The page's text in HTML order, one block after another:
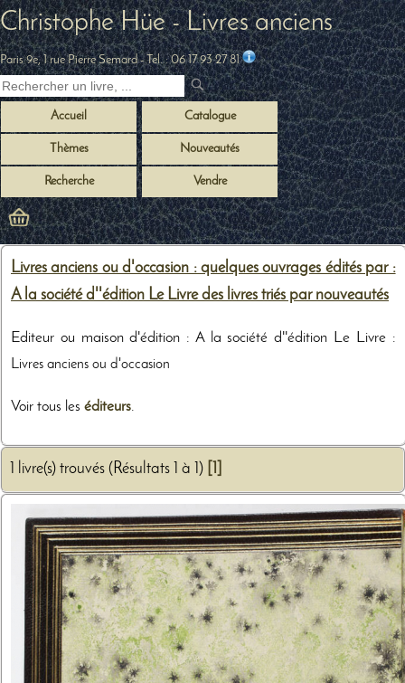
Christophe Hüe - Livres anciens
Paris 9e, 1 rue Pierre Semard- Tel. :06 17 93 27 81
Accueil Catalogue
Thèmes Nouveautés
Recherche Vendre
Livres anciens ou d'occasion : quelques ouvrages édités par :
A la société d''édition Le Livre des livres triés par nouveautés
Editeur ou maison d'édition : A la société d''édition Le Livre :
Livres anciens ou d'occasion
Voir tous les éditeurs.
1 livre(s) trouvés (Résultats 1 à 1)